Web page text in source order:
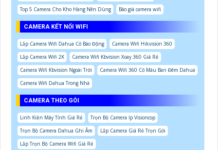
Top 5 Camera Cho Kho Hàng Nên Dùng
Báo giá camera wifi
CAMERA KẾT NỐI WIFI
Lắp Camera Wifi Dahua Có Báo Động
Camera Wifi Hikvision 360
Lắp Camera Wifi 2K
Camera Wifi Kbvision Xoay 360 Giá Rẻ
Camera Wifi Kbvision Ngoài Trời
Camera Wifi 360 Có Màu Ban Đêm Dahua
Camera Wifi Dahua Trong Nhà
CAMERA THEO GÓI
Linh Kiện Máy Tính Giá Rẻ
Trọn Bộ Camera Ip Visioncop
Trọn Bộ Camera Dahua Ghi Âm
Lắp Camera Giá Rẻ Trọn Gói
Lắp Trọn Bộ Camera Wifi Giá Rẻ